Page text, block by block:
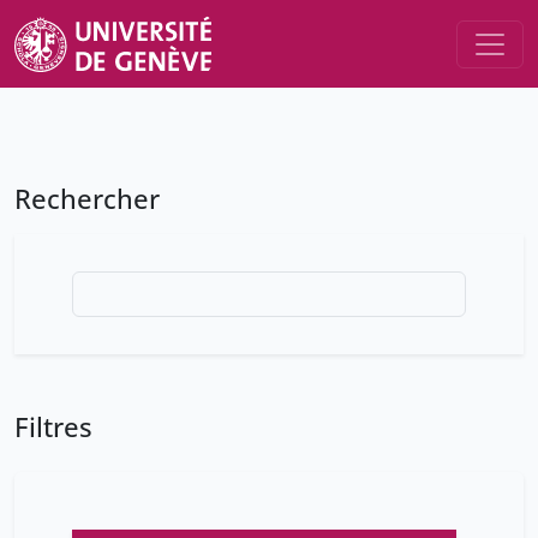
Rechercher
Filtres